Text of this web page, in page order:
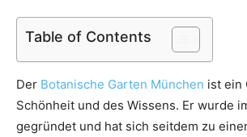
Table of Contents
Der Botanische Garten München ist ein
Schönheit und des Wissens. Er wurde
gegründet und hat sich seitdem zu